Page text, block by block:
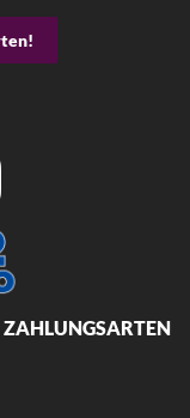
ZAHLUNGSARTEN